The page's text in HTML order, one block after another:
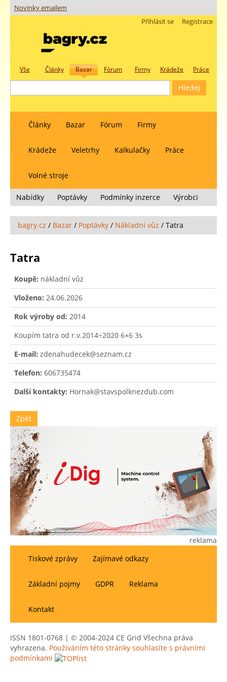
Novinky emailem
Registrace
Přihlásit se
Vše Články Bazar Fórum Firmy Krádeže Práce
Články Bazar Fórum Firmy
Krádeže Veletrhy Kalkulačky Práce
Volné stroje
Nabídky Poptávky Podmínky inzerce Výrobci
bagry.cz / Bazar / Poptávky / Nákladní vůz / Tatra
Tatra
Koupě: nákladní vůz
Vloženo: 24.06.2026
Rok výroby od: 2014
Koupím tatra od r.v.2014÷2020 6×6 3s
E-mail: zdenahudecek@seznam.cz
Telefon: 606735474
Další kontakty: Hornak@stavspolknezdub.com
Zpět
reklama
Tiskové zprávy
Zajímavé odkazy
Základní pojmy GDPR Reklama
Kontakt
ISSN 1801-0768 | © 2004-2024 CE Grid Všechna práva
vyhrazena. Používáním této stránky souhlasíte s právními
podmínkami